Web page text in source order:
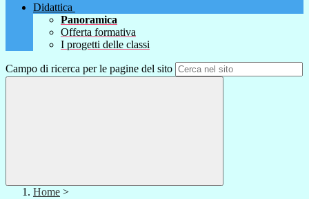
Didattica
Panoramica
Offerta formativa
I progetti delle classi
Campo di ricerca per le pagine del sito
Home >